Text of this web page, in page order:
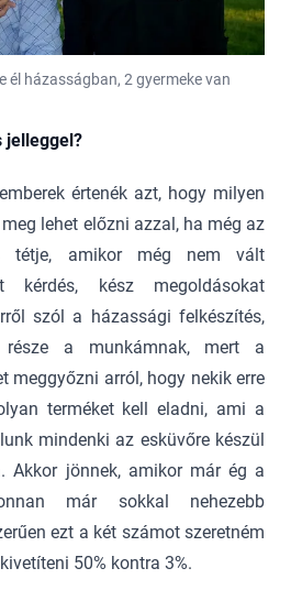
él házasságban, 2 gyermeke van
jelleggel?
értenék azt, hogy milyen
lehet előzni azzal, ha még az
tétje, amikor még nem vált
kész megoldásokat
szól a házassági felkészítés,
a munkámnak, mert a
meggyőzni arról, hogy nekik erre
terméket kell eladni, ami a
mindenki az esküvőre készül
Akkor jönnek, amikor már ég a
már sokkal nehezebb
ezt a két számot szeretném
50% kontra 3%.